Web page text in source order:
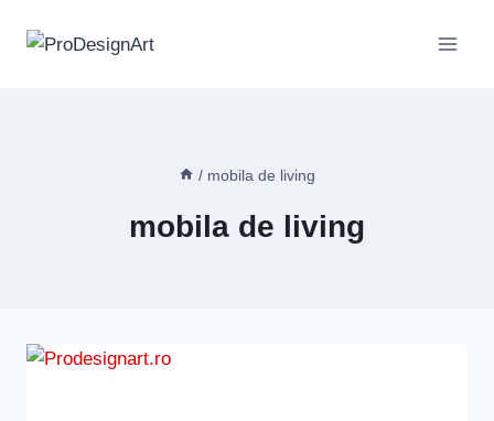
/ mobila de living
mobila de living